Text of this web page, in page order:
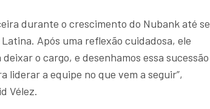
durante o crescimento do Nubank até se
Após uma reflexão cuidadosa, ele
o cargo, e desenhamos essa sucessão
liderar a equipe no que vem a seguir”,
Vélez.